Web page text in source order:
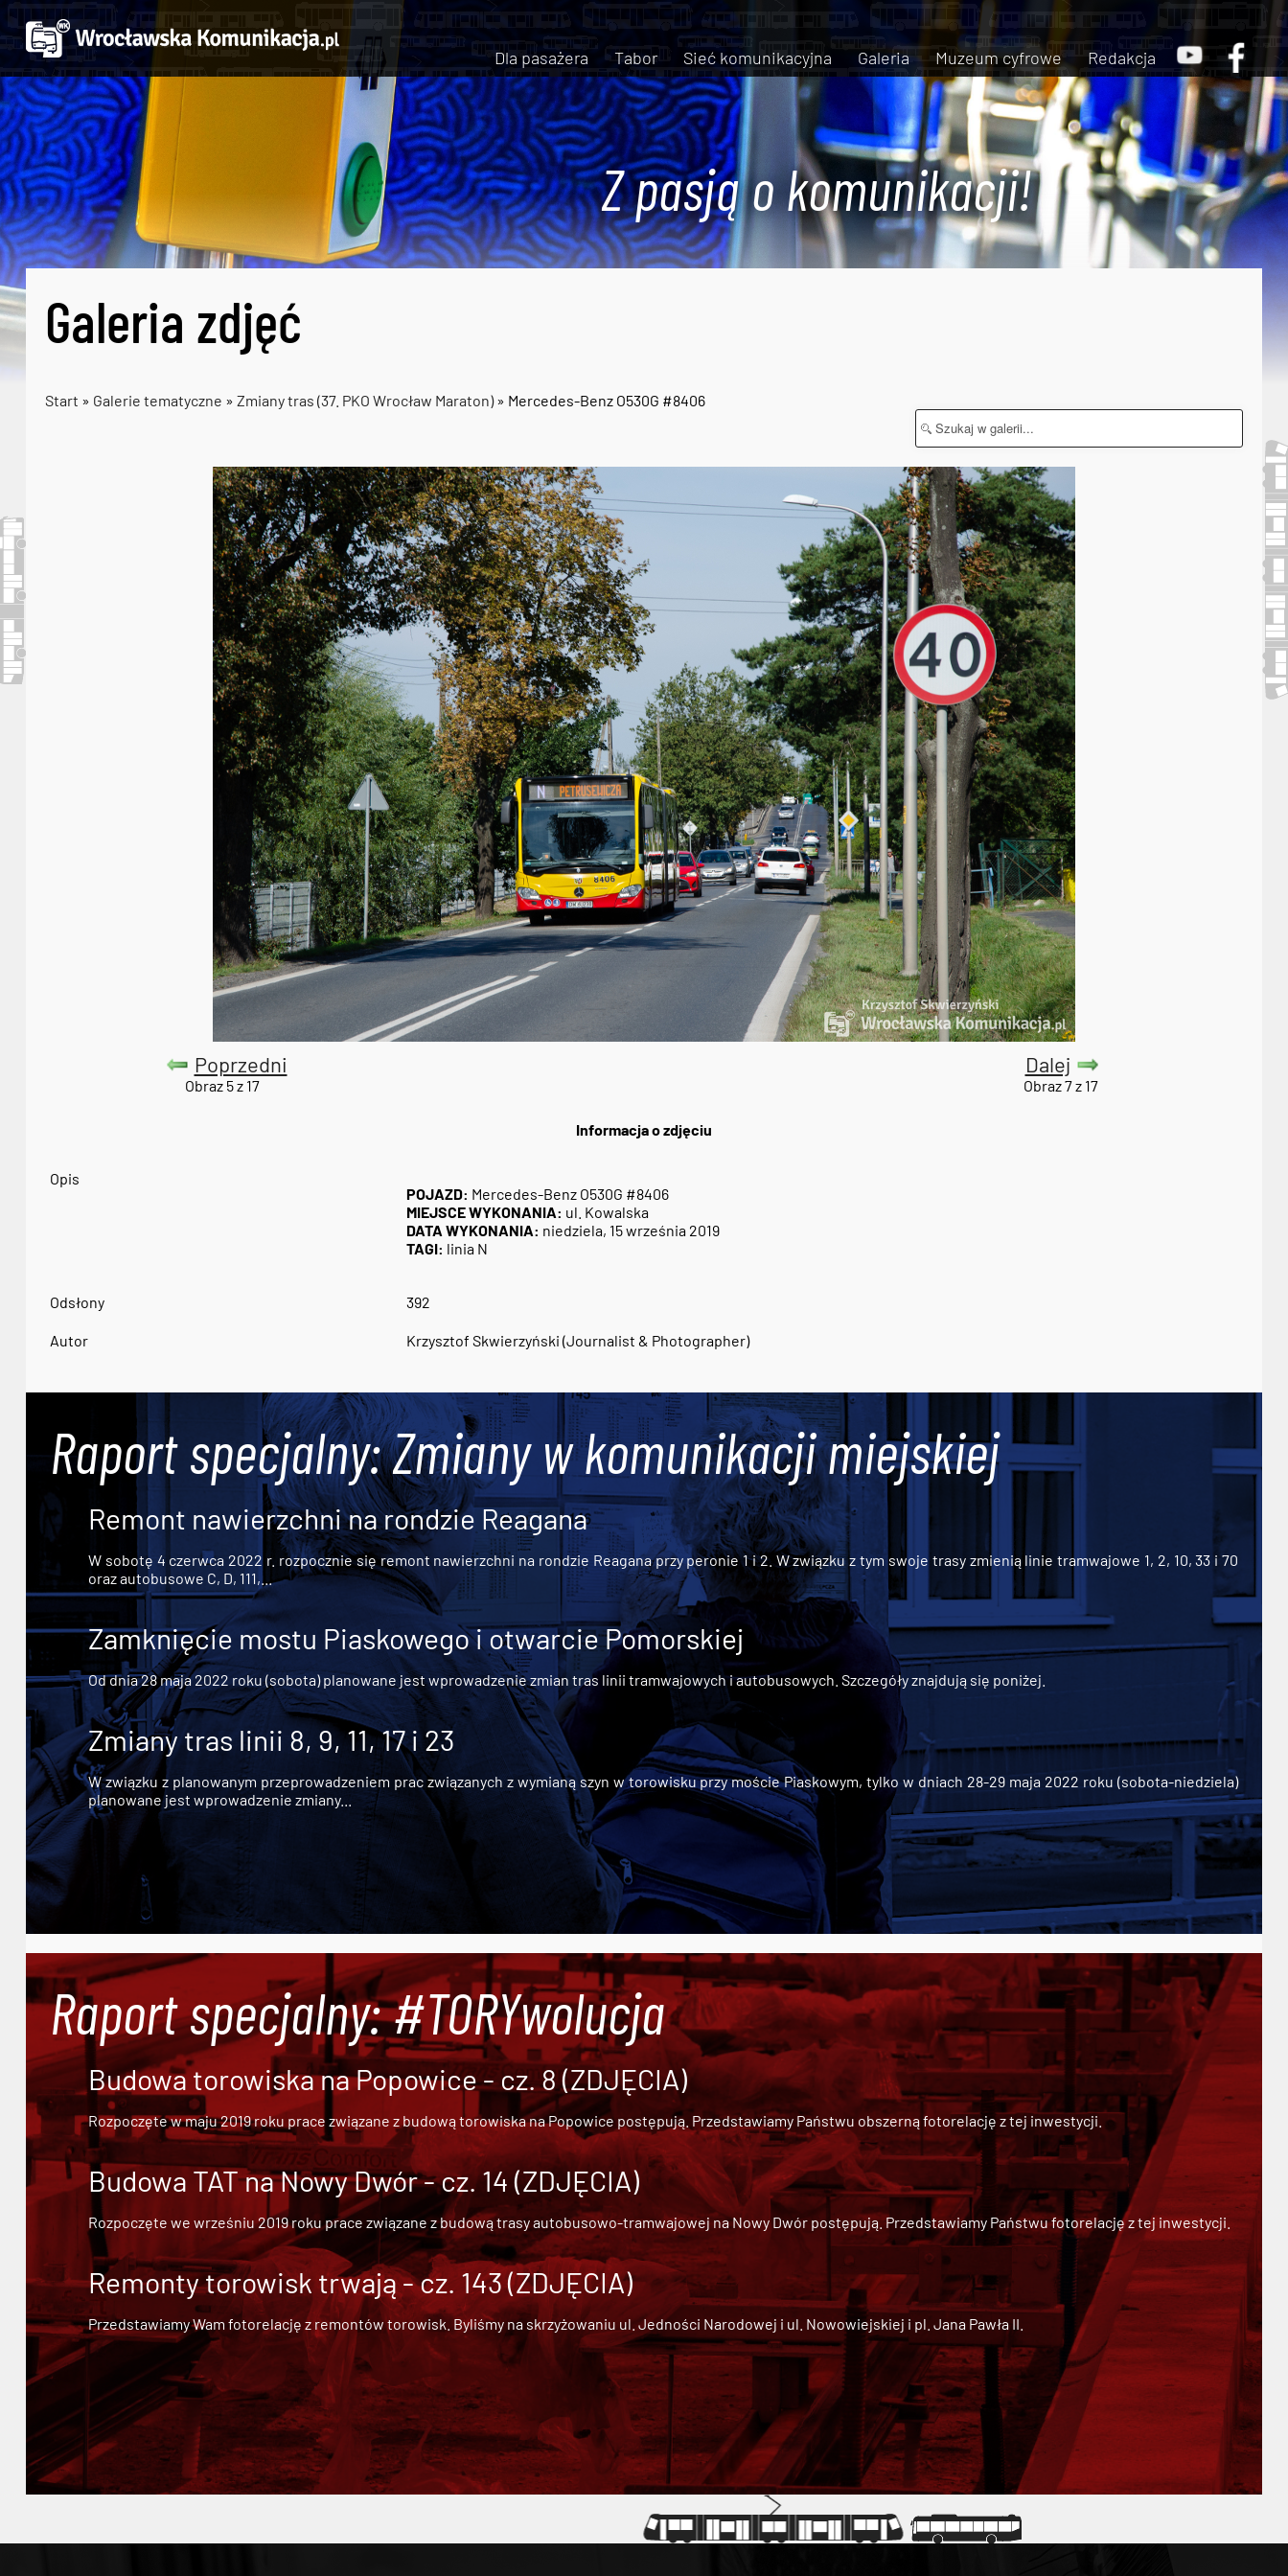
Dla pasażera Tabor Sieć komunikacyjna Galeria Muzeum cyfrowe Redakcja
Z pasją o komunikacji!
Galeria zdjęć
Start » Galerie tematyczne » Zmiany tras (37. PKO Wrocław Maraton)» Mercedes-Benz O530G #8406
Poprzedni
Obraz 5 z 17
Dalej
Obraz 7 z 17
Informacja o zdjęciu
Opis
POJAZD: Mercedes-Benz O530G #8406
MIEJSCE WYKONANIA: ul. Kowalska
DATA WYKONANIA: niedziela, 15 września 2019
TAGI: linia N
Odsłony 392
Autor Krzysztof Skwierzyński (Journalist & Photographer)
Raport specjalny: Zmiany w komunikacji miejskiej
Remont nawierzchni na rondzie Reagana
W sobotę 4 czerwca 2022 r. rozpocznie się remont nawierzchni na rondzie Reagana przy peronie 1 i 2. W związku z tym swoje trasy zmienią linie tramwajowe 1, 2, 10, 33 i 70
oraz autobusowe C, D, 111,...
Zamknięcie mostu Piaskowego i otwarcie Pomorskiej
Od dnia 28 maja 2022 roku (sobota) planowane jest wprowadzenie zmian tras linii tramwajowych i autobusowych. Szczegóły znajdują się poniżej.
Zmiany tras linii 8, 9, 11, 17 i 23
W związku z planowanym przeprowadzeniem prac związanych z wymianą szyn w torowisku przy moście Piaskowym, tylko w dniach 28-29 maja 2022 roku (sobota-niedziela)
planowane jest wprowadzenie zmiany...
Raport specjalny: #TORYwolucja
Budowa torowiska na Popowice - cz. 8 (ZDJĘCIA)
Rozpoczęte w maju 2019 roku prace związane z budową torowiska na Popowice postępują. Przedstawiamy Państwu obszerną fotorelację z tej inwestycji.
Budowa TAT na Nowy Dwór - cz. 14 (ZDJĘCIA)
Rozpoczęte we wrześniu 2019 roku prace związane zbudową trasy autobusowo-tramwajowej na Nowy Dwórpostępują. Przedstawiamy Państwu fotorelację z tej inwestycji.
Remonty torowisk trwają - cz. 143 (ZDJĘCIA)
Przedstawiamy Wam fotorelację z remontów torowisk. Byliśmy na skrzyżowaniu ul. Jedności Narodowej i ul. Nowowiejskiej i pl. Jana Pawła II.